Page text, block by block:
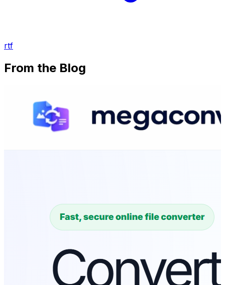
rtf
From the Blog